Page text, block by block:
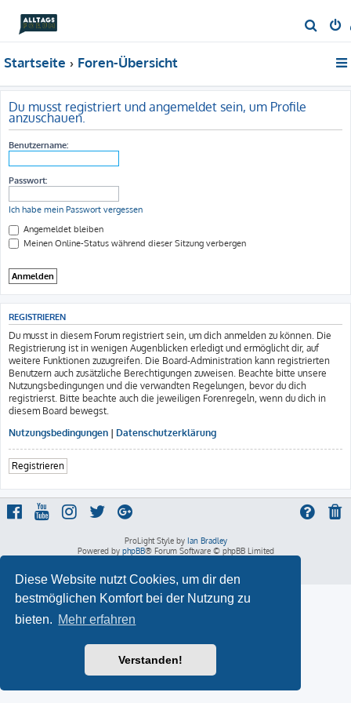
Diese Website nutzt Cookies, um dir den
bestmöglichen Komfort bei der Nutzung zu
bieten. Mehr erfahren
Verstanden!
u
Startseite Foren-Übersicht
Du musst registriert und angemeldet sein, um Profile
anzuschauen.
Benutzername:
Passwort:
Ich habe mein Passwort vergessen
Angemeldet bleiben
Meinen Online-Status während dieser Sitzung verbergen
REGISTRIEREN
Du musst in diesem Forum registriert sein, um dich anmelden zu können. Die
Registrierung ist in wenigen Augenblicken erledigt und ermöglicht dir, auf
weitere Funktionen zuzugreifen. Die Board-Administration kann registrierten
Benutzern auch zusätzliche Berechtigungen zuweisen. Beachte bitte unsere
Nutzungsbedingungen und die verwandten Regelungen, bevor du dich
registrierst. Bitte beachte auch die jeweiligen Forenregeln, wenn du dich in
diesem Board bewegst.
Nutzungsbedingungen | Datenschutzerklärung
Registrieren
ProLight Style by Ian Bradley
Powered by phpBB® Forum Software © phpBB Limited